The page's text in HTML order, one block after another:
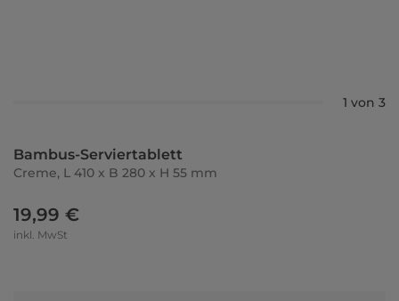
1 von 3
Bambus-Serviertablett
Creme, L 410 x B 280 x H 55 mm
19,99 €
inkl. MwSt